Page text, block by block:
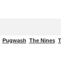
Pugwash The Nines